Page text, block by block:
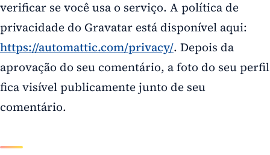
verificar se você usa o serviço. A política de
privacidade do Gravatar está disponível aqui:
https://automattic.com/privacy/. Depois da
aprovação do seu comentário, a foto do seu perfil
fica visível publicamente junto de seu
comentário.